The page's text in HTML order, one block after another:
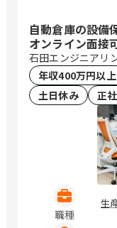
自動倉庫の設備
オンライン面接
石田エンジニアリ
年収400万円以上
土日休み
正
職種
生